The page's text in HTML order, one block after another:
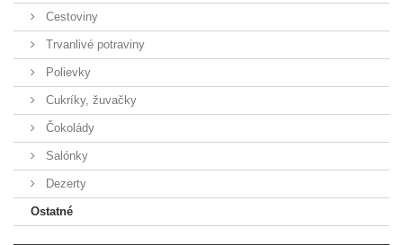
Cestoviny
Trvanlivé potraviny
Polievky
Cukríky, žuvačky
Čokolády
Salónky
Dezerty
Ostatné